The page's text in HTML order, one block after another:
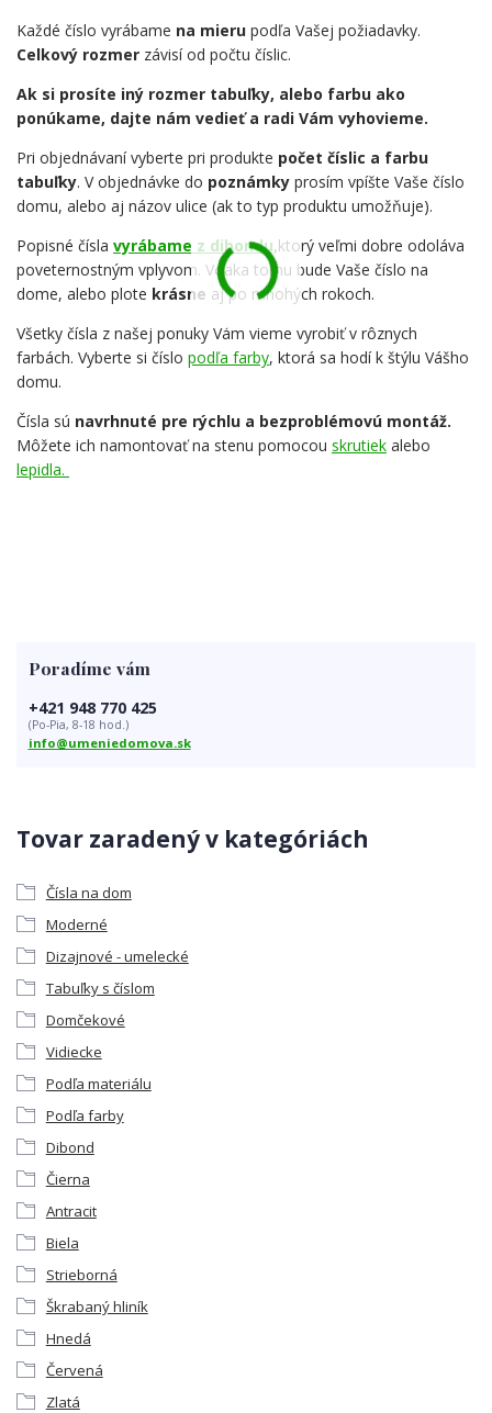
Každé číslo vyrábame na mieru podľa Vašej požiadavky.
Celkový rozmer závisí od počtu číslic.
Ak si prosíte iný rozmer tabuľky, alebo farbu ako
ponúkame, dajte nám vedieť a radi Vám vyhovieme.
Pri objednávaní vyberte pri produkte počet číslic a farbu
tabuľky. V objednávke do poznámky prosím vpíšte Vaše číslo
domu, alebo aj názov ulice (ak to typ produktu umožňuje).
Popisné čísla vyrábame z dibondu,ktorý veľmi dobre odoláva
poveternostným vplyvom. Vďaka tomu bude Vaše číslo na
dome, alebo plote krásne aj po mnohých rokoch.
Všetky čísla z našej ponuky Vám vieme vyrobiť v rôznych
farbách. Vyberte si číslo podľa farby, ktorá sa hodí k štýlu Vášho
domu.
Čísla sú navrhnuté pre rýchlu a bezproblémovú montáž.
Môžete ich namontovať na stenu pomocou skrutiek alebo
lepidla.
Tovar zaradený v kategóriách
Čísla na dom
Moderné
Dizajnové - umelecké
Tabuľky s číslom
Domčekové
Vidiecke
Podľa materiálu
Podľa farby
Dibond
Čierna
Antracit
Biela
Strieborná
Škrabaný hliník
Hnedá
Červená
Zlatá
Poradíme vám
+421 948 770 425
(Po-Pia, 8-18 hod.)
info@umeniedomova.sk